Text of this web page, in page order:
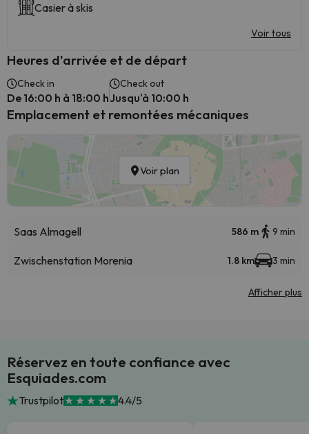
Casier à skis
Voir tous
Heures d'arrivée et de départ
Check in
De 16:00 h à 18:00 h
Check out
Jusqu'à 10:00 h
Emplacement et remontées mécaniques
Voir plan
Saas Almagell 586 m 9 min
Zwischenstation Morenia 1.8 km 3 min
Afficher plus
Réservez en toute confiance avec
Esquiades.com
Trustpilot 4.4/5